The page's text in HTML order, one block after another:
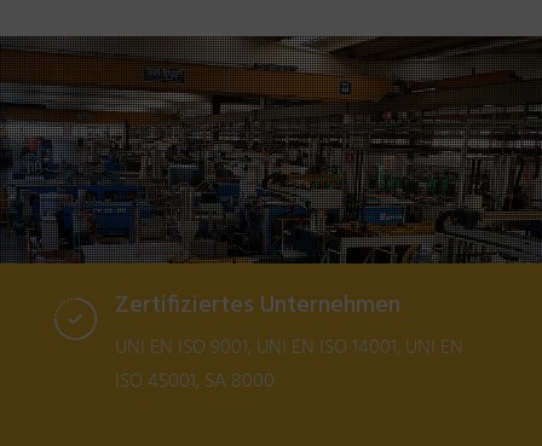
Zertifiziertes Unternehmen
UNI EN ISO 9001, UNI EN ISO 14001, UNI EN
ISO 45001, SA 8000